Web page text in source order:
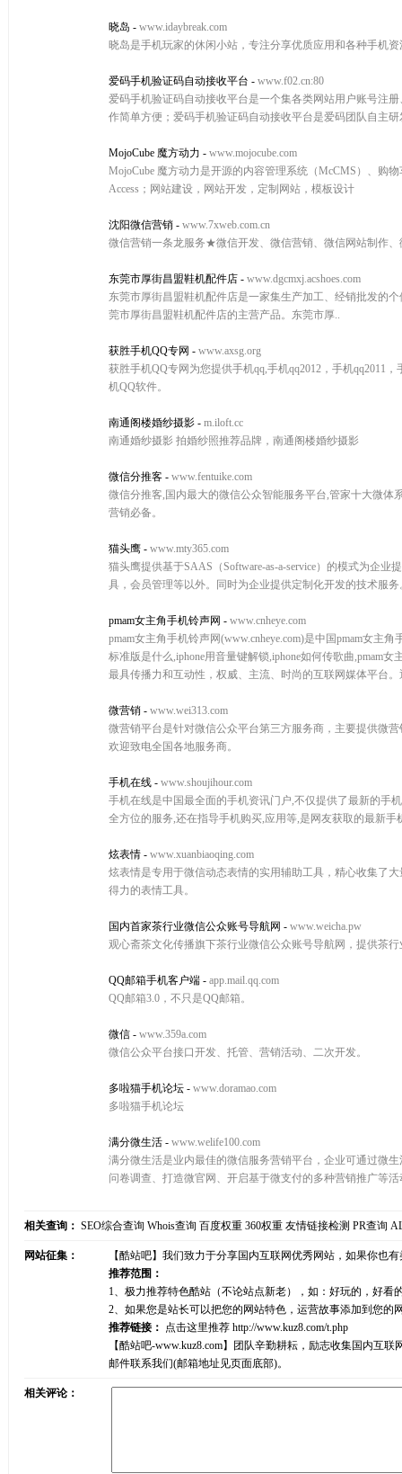
晓岛 - www.idaybreak.com
晓岛是手机玩家的休闲小站，专注分享优质应用和各种手机
爱码手机验证码自动接收平台 - www.f02.cn:80
爱码手机验证码自动接收平台是一个集各类网站用户账号注
作简单方便；爱码手机验证码自动接收平台是爱码团队自主
MojoCube 魔方动力 - www.mojocube.com
MojoCube 魔方动力是开源的内容管理系统（McCMS）、购
Access；网站建设，网站开发，定制网站，模板设计
沈阳微信营销 - www.7xweb.com.cn
微信营销一条龙服务★微信开发、微信营销、微信网站制作
东莞市厚街昌盟鞋机配件店 - www.dgcmxj.acshoes.com
东莞市厚街昌盟鞋机配件店是一家集生产加工、经销批发的
莞市厚街昌盟鞋机配件店的主营产品。东莞市厚..
获胜手机QQ专网 - www.axsg.org
获胜手机QQ专网为您提供手机qq,手机qq2012，手机qq2011
机QQ软件。
南通阁楼婚纱摄影 - m.iloft.cc
南通婚纱摄影 拍婚纱照推荐品牌，南通阁楼婚纱摄影
微信分推客 - www.fentuike.com
微信分推客,国内最大的微信公众智能服务平台,管家十大微
营销必备。
猫头鹰 - www.mty365.com
猫头鹰提供基于SAAS（Software-as-a-service）的模式为企
具，会员管理等以外。同时为企业提供定制化开发的技术服务
pmam女主角手机铃声网 - www.cnheye.com
pmam女主角手机铃声网(www.cnheye.com)是中国pmam女主
标准版是什么,iphone用音量键解锁,iphone如何传歌曲,pmam
最具传播力和互动性，权威、主流、时尚的互联网媒体平台。
微营销 - www.wei313.com
微营销平台是针对微信公众平台第三方服务商，主要提供微
欢迎致电全国各地服务商。
手机在线 - www.shoujihour.com
手机在线是中国最全面的手机资讯门户,不仅提供了最新的手
全方位的服务,还在指导手机购买,应用等,是网友获取的最新手
炫表情 - www.xuanbiaoqing.com
炫表情是专用于微信动态表情的实用辅助工具，精心收集了
得力的表情工具。
国内首家茶行业微信公众账号导航网 - www.weicha.pw
观心斋茶文化传播旗下茶行业微信公众账号导航网，提供茶
QQ邮箱手机客户端 - app.mail.qq.com
QQ邮箱3.0，不只是QQ邮箱。
微信 - www.359a.com
微信公众平台接口开发、托管、营销活动、二次开发。
多啦猫手机论坛 - www.doramao.com
多啦猫手机论坛
满分微生活 - www.welife100.com
满分微生活是业内最佳的微信服务营销平台，企业可通过微
问卷调查、打造微官网、开启基于微支付的多种营销推广等
相关查询： SEO综合查询 Whois查询 百度权重 360权重 友情链接检测 PR查询
网站征集：
【酷站吧】我们致力于分享国内互联网优秀网站，如果你也
推荐范围：
1、极力推荐特色酷站（不论站点新老），如：好玩的，好
2、如果您是站长可以把您的网站特色，运营故事添加到您
推荐链接： 点击这里推荐 http://www.kuz8.com/t.php
【酷站吧-www.kuz8.com】团队辛勤耕耘，励志收集国内互
邮件联系我们(邮箱地址见页面底部)。
相关评论：